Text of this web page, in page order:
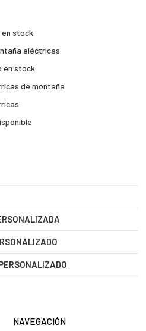
stock
eléctricas
en stock
de montaña
NAVEGACIÓN